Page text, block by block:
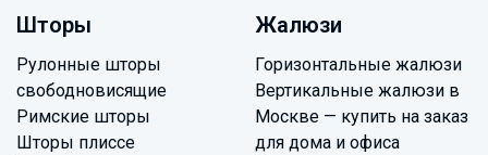
Шторы
Рулонные шторы
свободновисящие
Римские шторы
Шторы плиссе
Жалюзи
Горизонтальные жалюзи
Вертикальные жалюзи в
Москве — купить на заказ
для дома и офиса